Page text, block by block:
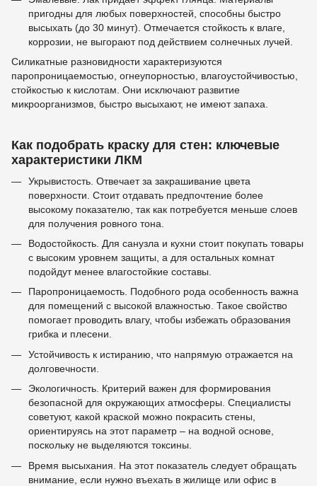
пригодны для любых поверхностей, способны быстро
высыхать (до 30 минут). Отмечается стойкость к влаге,
коррозии, не выгорают под действием солнечных лучей.
Силикатные разновидности характеризуются
паропроницаемостью, огнеупорностью, влагоустойчивостью,
стойкостью к кислотам. Они исключают развитие
микроорганизмов, быстро высыхают, не имеют запаха.
Как подобрать краску для стен: ключевые
характеристики ЛКМ
Укрывистость. Отвечает за закрашивание цвета
поверхности. Стоит отдавать предпочтение более
высокому показателю, так как потребуется меньше слоев
для получения ровного тона.
Водостойкость. Для санузла и кухни стоит покупать товары
с высоким уровнем защиты, а для остальных комнат
подойдут менее влагостойкие составы.
Паропроницаемость. Подобного рода особенность важна
для помещений с высокой влажностью. Такое свойство
помогает проводить влагу, чтобы избежать образования
грибка и плесени.
Устойчивость к истиранию, что напрямую отражается на
долговечности.
Экологичность. Критерий важен для формирования
безопасной для окружающих атмосферы. Специалисты
советуют, какой краской можно покрасить стены,
ориентируясь на этот параметр – на водной основе,
поскольку не выделяются токсины.
Время высыхания. На этот показатель следует обращать
внимание, если нужно въехать в жилище или офис в